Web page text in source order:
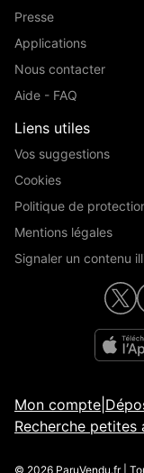
Presse
Applications
Nous contacter
Aide - FAQ
Liens utiles
Vos suggestions
Cookies
Politique de
Mentions légales
Signaler un contenu
Mon compte
Recherche petites
© 2026 ParuVendu.fr |